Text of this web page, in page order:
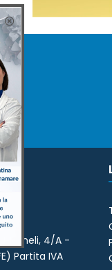
Mameli, 4/A -
Partita IVA